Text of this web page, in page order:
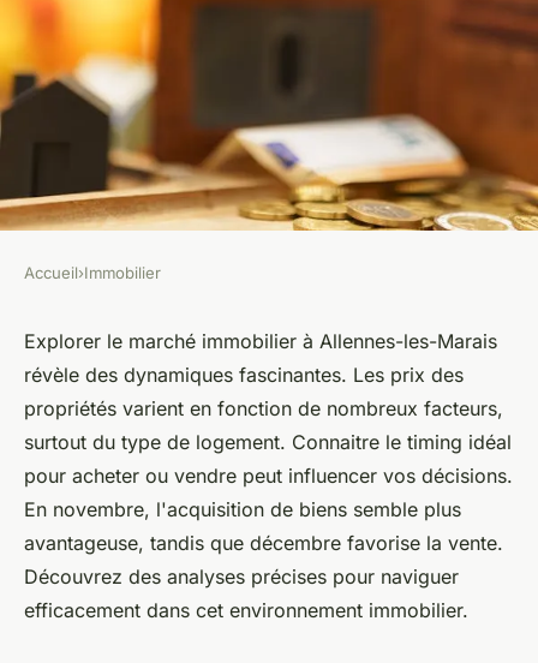
Les clés du marché immobilier
à allennes-les-marais
admin•27 mars 2025•4 min de lecture
Accueil›Immobilier
Explorer le marché immobilier à Allennes-les-Marais
révèle des dynamiques fascinantes. Les prix des
propriétés varient en fonction de nombreux facteurs,
surtout du type de logement. Connaitre le timing idéal
pour acheter ou vendre peut influencer vos décisions.
En novembre, l'acquisition de biens semble plus
avantageuse, tandis que décembre favorise la vente.
Découvrez des analyses précises pour naviguer
efficacement dans cet environnement immobilier.